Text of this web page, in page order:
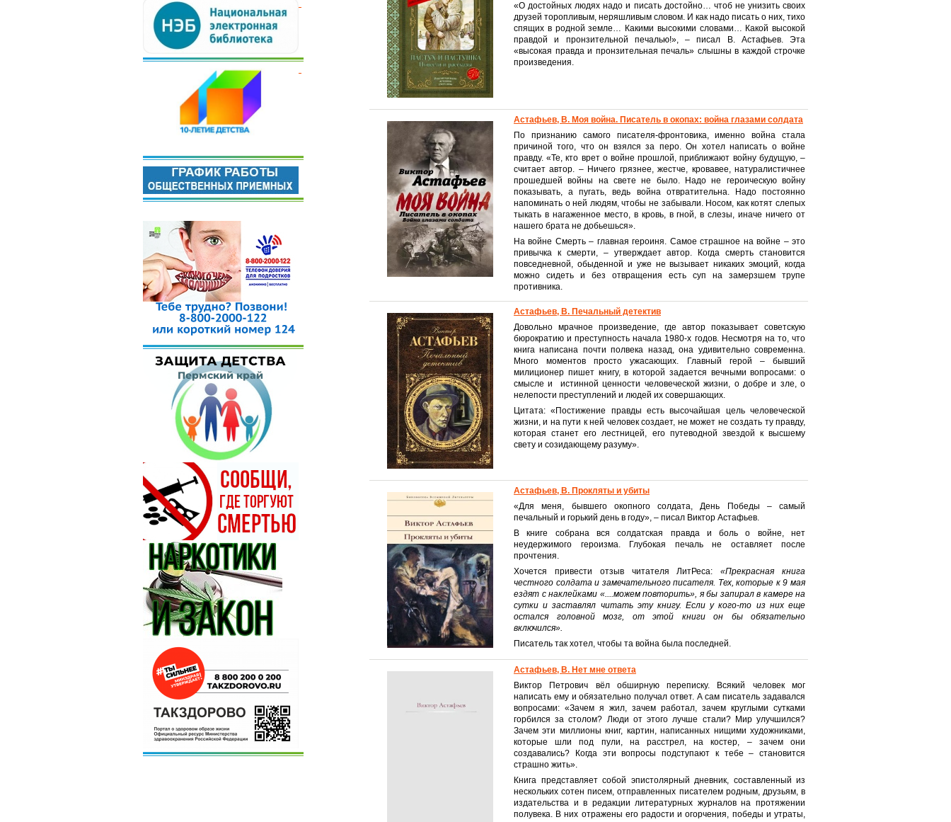
«О достойных людях надо и писать достойно… чтоб не унизить своих
друзей торопливым, неряшливым словом. И как надо писать о них, тихо
спящих в родной земле… Какими высокими словами… Какой высокой
правдой и пронзительной печалью!», – писал В. Астафьев. Эта
«высокая правда и пронзительная печаль» слышны в каждой строчке
произведения.
Астафьев, В. Моя война. Писатель в окопах: война глазами солдата
По признанию самого писателя-фронтовика, именно война стала
причиной того, что он взялся за перо. Он хотел написать о войне
правду. «Те, кто врет о войне прошлой, приближают войну будущую, –
считает автор. – Ничего грязнее, жестче, кровавее, натуралистичнее
прошедшей войны на свете не было. Надо не героическую войну
показывать, а пугать, ведь война отвратительна. Надо постоянно
напоминать о ней людям, чтобы не забывали. Носом, как котят слепых
тыкать в нагаженное место, в кровь, в гной, в слезы, иначе ничего от
нашего брата не добьешься».
На войне Смерть – главная героиня. Самое страшное на войне – это
привычка к смерти, – утверждает автор. Когда смерть становится
повседневной, обыденной и уже не вызывает никаких эмоций, когда
можно сидеть и без отвращения есть суп на замерзшем трупе
противника.
Астафьев, В. Печальный детектив
Довольно мрачное произведение, где автор показывает советскую
бюрократию и преступность начала 1980-х годов. Несмотря на то, что
книга написана почти полвека назад, она удивительно современна.
Много моментов просто ужасающих. Главный герой – бывший
милиционер пишет книгу, в которой задается вечными вопросами: о
смысле и истинной ценности человеческой жизни, о добре и зле, о
нелепости преступлений и людей их совершающих.
Цитата: «Постижение правды есть высочайшая цель человеческой
жизни, и на пути к ней человек создает, не может не создать ту правду,
которая станет его лестницей, его путеводной звездой к высшему
свету и созидающему разуму».
Астафьев, В. Прокляты и убиты
«Для меня, бывшего окопного солдата, День Победы – самый
печальный и горький день в году», – писал Виктор Астафьев.
В книге собрана вся солдатская правда и боль о войне, нет
неудержимого героизма. Глубокая печаль не оставляет после
прочтения.
Хочется привести отзыв читателя ЛитРеса:«Прекрасная книга
честного солдата и замечательного писателя. Тех, которые к 9 мая
ездят с наклейками «....можем повторить», я бы запирал в камере на
сутки и заставлял читать эту книгу. Если у кого-то из них еще
остался головной мозг, от этой книги он бы обязательно
включился».
Писатель так хотел, чтобы та война была последней.
Астафьев, В. Нет мне ответа
Виктор Петрович вёл обширную переписку. Всякий человек мог
написать ему и обязательно получал ответ. А сам писатель задавался
вопросами: «Зачем я жил, зачем работал, зачем круглыми сутками
горбился за столом? Люди от этого лучше стали? Мир улучшился?
Зачем эти миллионы книг, картин, написанных нищими художниками,
которые шли под пули, на расстрел, на костер, – зачем они
создавались? Когда эти вопросы подступают к тебе – становится
страшно жить».
Книга представляет собой эпистолярный дневник, составленный из
нескольких сотен писем, отправленных писателем родным, друзьям, в
издательства и в редакции литературных журналов на протяжении
полувека. В них отражены его радости и огорчения, победы и утраты,